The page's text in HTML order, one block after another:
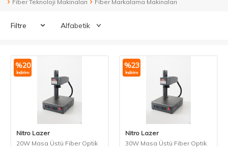
Fiber Teknoloji Makinaları
Fiber Markalama Makinaları
Filtre
%20
İndirim
Nitro Lazer
20W Masa Üstü Fiber Optik
%23
İndirim
Nitro Lazer
30W Masa Üstü Fiber Optik